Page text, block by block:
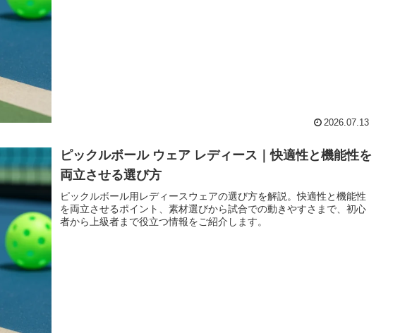
2026.07.13
ピックルボール ウェア レディース｜快適性と機能性を
両立させる選び方
ピックルボール用レディースウェアの選び方を解説。快適性と機能性
を両立させるポイント、素材選びから試合での動きやすさまで、初心
者から上級者まで役立つ情報をご紹介します。